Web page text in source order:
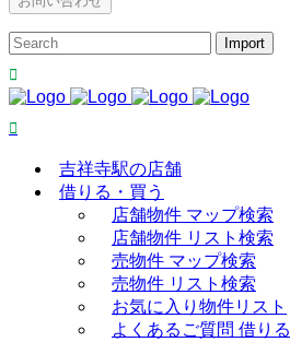
吉祥寺駅の店舗
借りる・買う
店舗物件 マップ検索
店舗物件 リスト検索
売物件 マップ検索
売物件 リスト検索
お気に入り物件リスト
よくあるご質問 借りる